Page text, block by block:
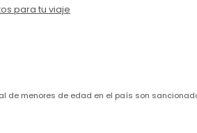
para tu viaje
de menores de edad en el país son